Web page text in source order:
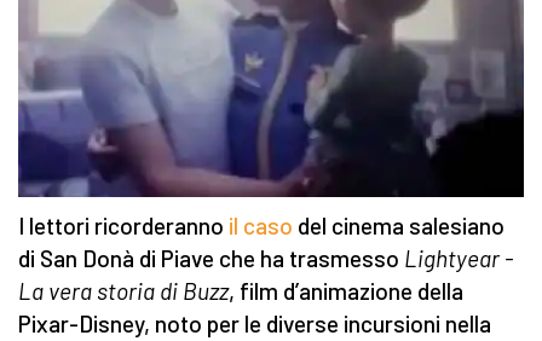
I lettori ricorderanno il caso del cinema salesiano
di San Donà di Piave che ha trasmesso Lightyear -
La vera storia di Buzz, film d’animazione della
Pixar-Disney, noto per le diverse incursioni nella